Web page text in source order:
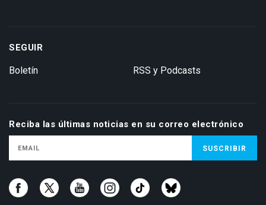
SEGUIR
Boletín RSS y Podcasts
Reciba las últimas noticias en su correo electrónico